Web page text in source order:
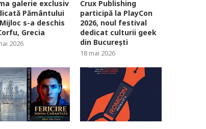
galerie exclusiv
Pământului
s-a deschis
Grecia
2026
Crux Publishing
participă la PlayCon
2026, noul festival
dedicat culturii geek
din București
18 mai 2026